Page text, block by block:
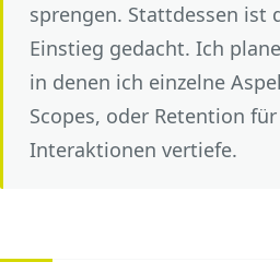
sprengen. Stattdessen ist
Einstieg gedacht. Ich
in denen ich einzelne
Scopes, oder Retention
Interaktionen vertiefe.